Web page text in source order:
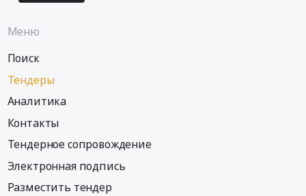
Меню
Поиск
Тендеры
Аналитика
Контакты
Тендерное сопровождение
Электронная подпись
Разместить тендер